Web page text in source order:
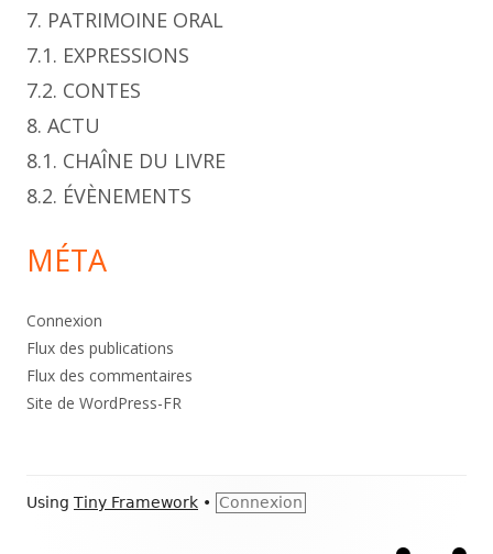
7. PATRIMOINE ORAL
7.1. EXPRESSIONS
7.2. CONTES
8. ACTU
8.1. CHAÎNE DU LIVRE
8.2. ÉVÈNEMENTS
MÉTA
Connexion
Flux des publications
Flux des commentaires
Site de WordPress-FR
Footer
Using Tiny Framework • Connexion